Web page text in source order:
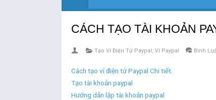
CÁCH TẠO TÀI KHOẢN
Tạo Ví Điện Tử Paypal ,Ví Paypal Bình
Cách tạo ví điện tử Paypal Chi tiết.
Tạo tài khoản paypal
Hướng dẫn lập tài khoản paypal